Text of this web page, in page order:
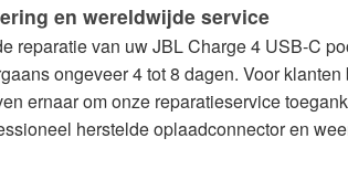
en wereldwijde service
reparatie van uw JBL Charge 4 USB-C
ongeveer 4 tot 8 dagen. Voor
ernaar om onze reparatieservice
herstelde oplaadconnector en